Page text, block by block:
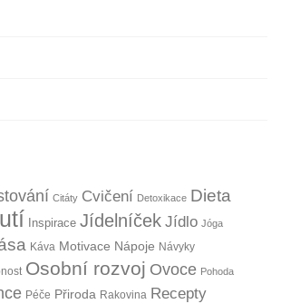
Citáty Cvičení Detoxikace Dieta
Inspirace Jídelníček Jídlo Jóga
Káva Motivace Nápoje Návyky
Osobní rozvoj Ovoce Pohoda
Péče Přiroda Rakovina Recepty